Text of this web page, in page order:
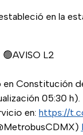
en la
🟢AVISO L2
Constitución
05:30 h).
en: https://